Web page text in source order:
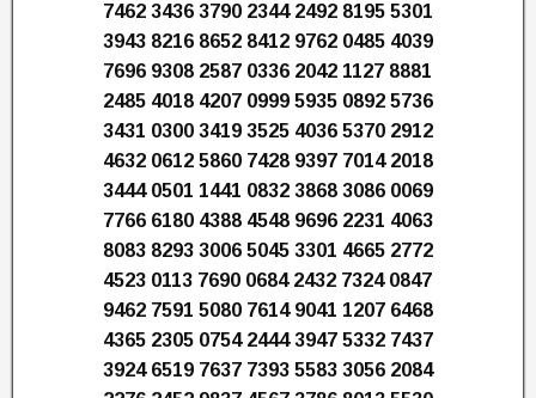
7462 3436 3790 2344 2492 8195 5301
3943 8216 8652 8412 9762 0485 4039
7696 9308 2587 0336 2042 1127 8881
2485 4018 4207 0999 5935 0892 5736
3431 0300 3419 3525 4036 5370 2912
4632 0612 5860 7428 9397 7014 2018
3444 0501 1441 0832 3868 3086 0069
7766 6180 4388 4548 9696 2231 4063
8083 8293 3006 5045 3301 4665 2772
4523 0113 7690 0684 2432 7324 0847
9462 7591 5080 7614 9041 1207 6468
4365 2305 0754 2444 3947 5332 7437
3924 6519 7637 7393 5583 3056 2084